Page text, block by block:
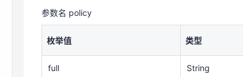
参数名 status
枚举值 类型
0 String
参数名 policy
枚举值 类型
full String